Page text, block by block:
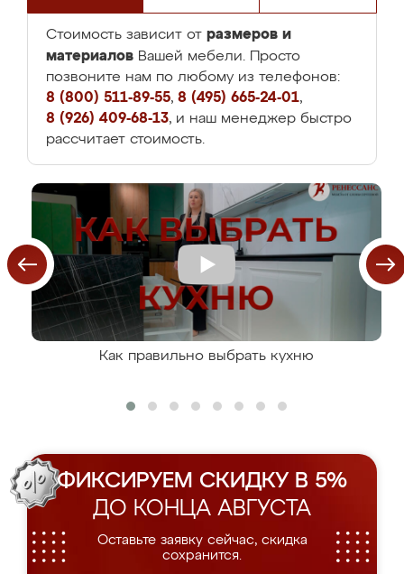
Стоимость зависит от размеров и
материалов Вашей мебели. Просто
позвоните нам по любому из телефонов:
8 (800) 511-89-55, 8 (495) 665-24-01,
8 (926) 409-68-13, и наш менеджер быстро
рассчитает стоимость.
Как правильно выбрать кухню
ФИКСИРУЕМ СКИДКУ В 5%
ДО КОНЦА АВГУСТА
Оставьте заявку сейчас, скидка
сохранится.